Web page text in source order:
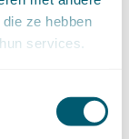
ze hebben
services.